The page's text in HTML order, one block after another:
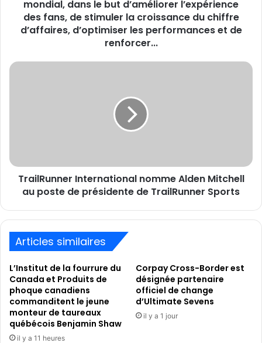
production
service
mondial,
de
stimuler
croissance
du
chiffre
d’affaires,
d’optimiser
performances
et
de
renforcer...
mondial, dans le but d’améliorer l’expérience
des fans, de stimuler la croissance du chiffre
d’affaires, d’optimiser les performances et de
renforcer...
TrailRunner
présidente
TrailRunner
TrailRunner International nomme Alden Mitchell
au poste de présidente de TrailRunner Sports
Articles similaires
L’Institut de la fourrure du
Canada et Produits de
phoque canadiens
commanditent le jeune
monteur de taureaux
québécois Benjamin Shaw
il y a 11 heures
Corpay Cross-Border est
désignée partenaire
officiel de change
d’Ultimate Sevens
il y a 1 jour